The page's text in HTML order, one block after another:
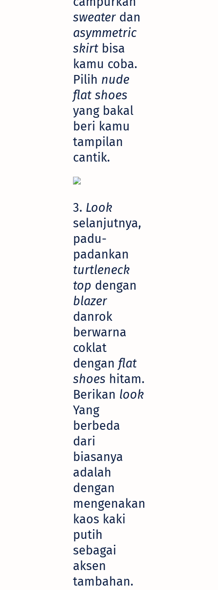
sweater dan
asymmetric
skirt bisa
kamu coba.
Pilih nude
flat shoes
yang bakal
beri kamu
tampilan
cantik.
3. Look
selanjutnya,
padu-
padankan
turtleneck
top dengan
blazer
danrok
berwarna
coklat
dengan flat
shoes hitam.
Berikan look
Yang
berbeda
dari
biasanya
adalah
dengan
mengenakan
kaos kaki
putih
sebagai
aksen
tambahan.